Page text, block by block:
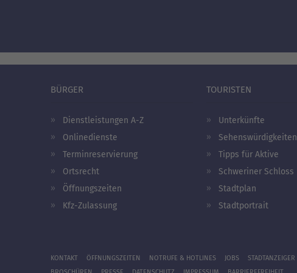
BÜRGER
Dienstleistungen A-Z
Onlinedienste
Terminreservierung
Ortsrecht
Öffnungszeiten
Kfz-Zulassung
TOURISTEN
Unterkünfte
Sehenswürdigkeiten
Tipps für Aktive
Schweriner Schloss
Stadtplan
Stadtportrait
KONTAKT ÖFFNUNGSZEITEN NOTRUFE & HOTLINES JOBS
STADTANZEIGER